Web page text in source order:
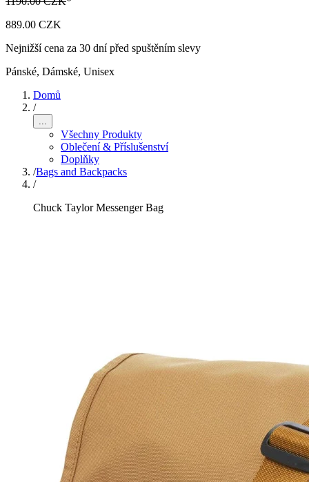
889.00 CZK
Nejnižší cena za 30 dní před spuštěním slevy
Pánské, Dámské, Unisex
Domů
/
...
Všechny Produkty
Oblečení & Příslušenství
Doplňky
/Bags and Backpacks
/
Chuck Taylor Messenger Bag